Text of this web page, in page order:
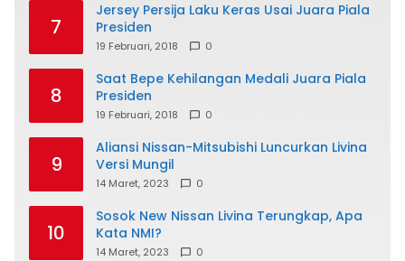
7
Jersey Persija Laku Keras Usai Juara Piala
Presiden
19 Februari, 2018 0
8
Saat Bepe Kehilangan Medali Juara Piala
Presiden
19 Februari, 2018 0
9
Aliansi Nissan-Mitsubishi Luncurkan Livina
Versi Mungil
14 Maret, 2023 0
10
Sosok New Nissan Livina Terungkap, Apa
Kata NMI?
14 Maret, 2023 0